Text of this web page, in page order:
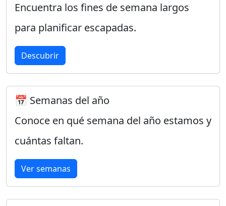
Encuentra los fines de semana largos
para planificar escapadas.
Descubrir
📅 Semanas del año
Conoce en qué semana del año estamos y
cuántas faltan.
Ver semanas